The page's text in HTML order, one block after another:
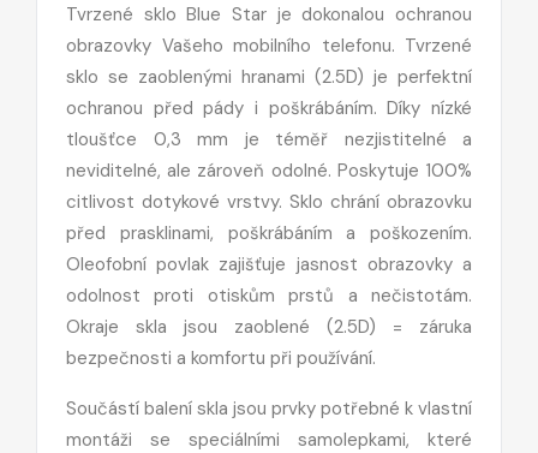
Tvrzené sklo Blue Star je dokonalou ochranou
obrazovky Vašeho mobilního telefonu. Tvrzené
sklo se zaoblenými hranami (2.5D) je perfektní
ochranou před pády i poškrábáním. Díky nízké
tloušťce 0,3 mm je téměř nezjistitelné a
neviditelné, ale zároveň odolné. Poskytuje 100%
citlivost dotykové vrstvy. Sklo chrání obrazovku
před prasklinami, poškrábáním a poškozením.
Oleofobní povlak zajišťuje jasnost obrazovky a
odolnost proti otiskům prstů a nečistotám.
Okraje skla jsou zaoblené (2.5D) = záruka
bezpečnosti a komfortu při používání.
Součástí balení skla jsou prvky potřebné k vlastní
montáži se speciálními samolepkami, které